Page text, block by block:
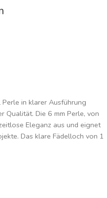
in klarer Ausführung
Qualität. Die 6 mm Perle, von
Eleganz aus und eignet
Das klare Fädelloch von 1
Schmuckkreationen. Der
was Ihnen die Freiheit gibt,
Tauchen Sie ein in die Welt